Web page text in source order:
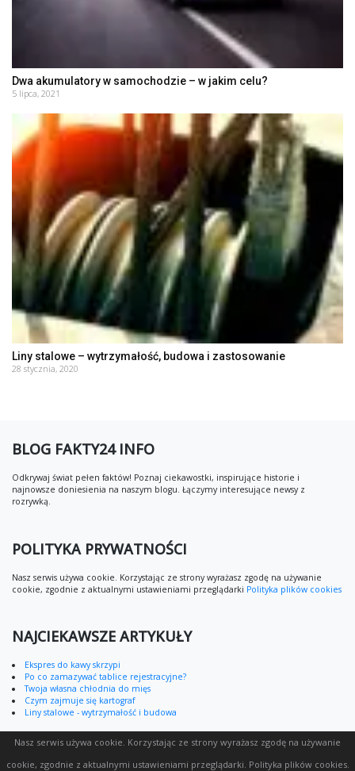
Dwa akumulatory w samochodzie – w jakim celu?
5 lipca, 2021
Liny stalowe – wytrzymałość, budowa i zastosowanie
28 stycznia, 2020
BLOG FAKTY24 INFO
Odkrywaj świat pełen faktów! Poznaj ciekawostki, inspirujące historie i
najnowsze doniesienia na naszym blogu. Łączymy interesujące newsy z
rozrywką.
POLITYKA PRYWATNOŚCI
Nasz serwis używa cookie. Korzystając ze strony wyrażasz zgodę na używanie
cookie, zgodnie z aktualnymi ustawieniami przeglądarki Polityka plików cookies
NAJCIEKAWSZE ARTYKUŁY
Ekspres do kawy skrzypi
Po co zamazywać tablice rejestracyjne?
Twoja własna chłodnia do mięs
Czym zajmuje się kartograf
Liny stalowe - wytrzymałość i budowa
Nasz serwis używa cookie. Korzystając ze strony wyrażasz zgodę na używanie
cookie, zgodnie z aktualnymi ustawieniami przeglądarki. Polityka plików cookies.